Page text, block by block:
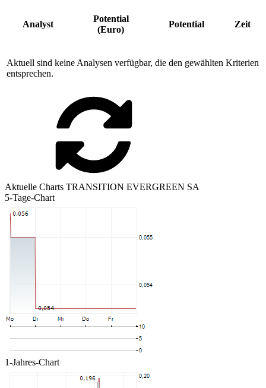
Analyst
Potential
(Euro)
Potential Zeit
Aktuell sind keine Analysen verfügbar, die den gewählten Kriterien
entsprechen.
Aktuelle Charts TRANSITION EVERGREEN SA
5-Tage-Chart
1-Jahres-Chart